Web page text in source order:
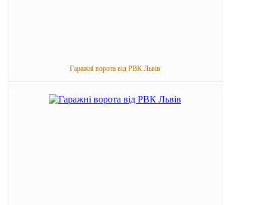
Гаражні ворота від РВК Львів